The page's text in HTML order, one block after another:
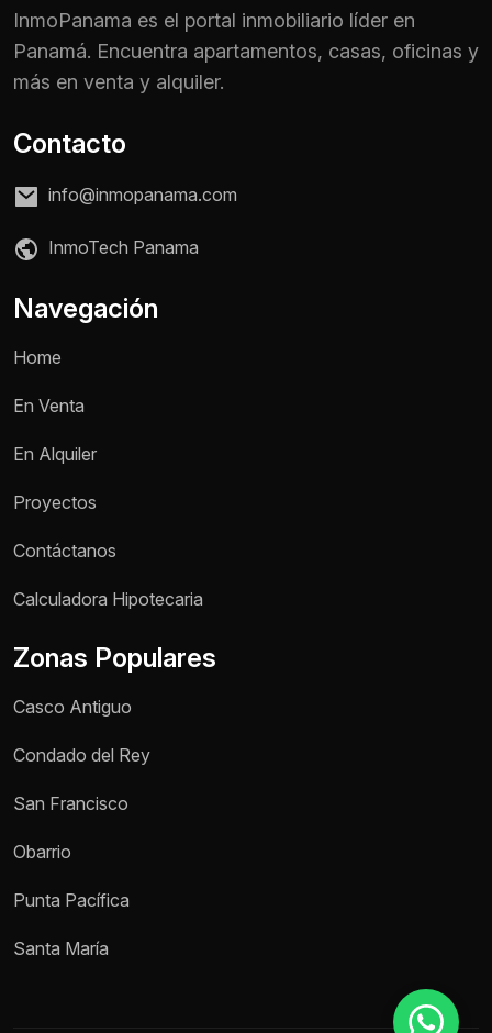
Teléfono / WhatsApp *
InmoPanama es el portal inmobiliario líder en
Panamá. Encuentra apartamentos, casas, oficinas y
más en venta y alquiler.
Contacto
info@inmopanama.com
InmoTech Panama
Navegación
Home
En Venta
En Alquiler
Proyectos
Contáctanos
Calculadora Hipotecaria
Zonas Populares
Casco Antiguo
Condado del Rey
San Francisco
Obarrio
Punta Pacífica
Santa María